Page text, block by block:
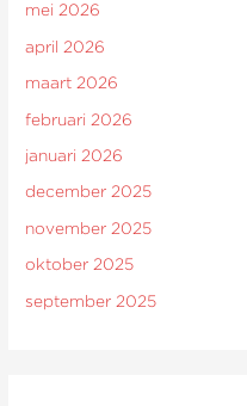
mei 2026
april 2026
maart 2026
februari 2026
januari 2026
december 2025
november 2025
oktober 2025
september 2025